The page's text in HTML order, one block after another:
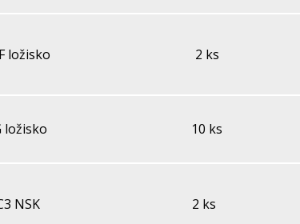
ložisko 2 ks
ložisko 10 ks
NSK 2 ks